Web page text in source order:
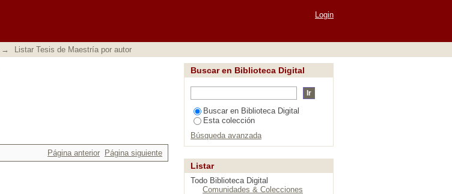
Login
→ Listar Tesis de Maestría por autor
Página anterior Página siguiente
Buscar en Biblioteca Digital
Buscar en Biblioteca Digital
Esta colección
Búsqueda avanzada
Listar
Todo Biblioteca Digital
Comunidades & Colecciones